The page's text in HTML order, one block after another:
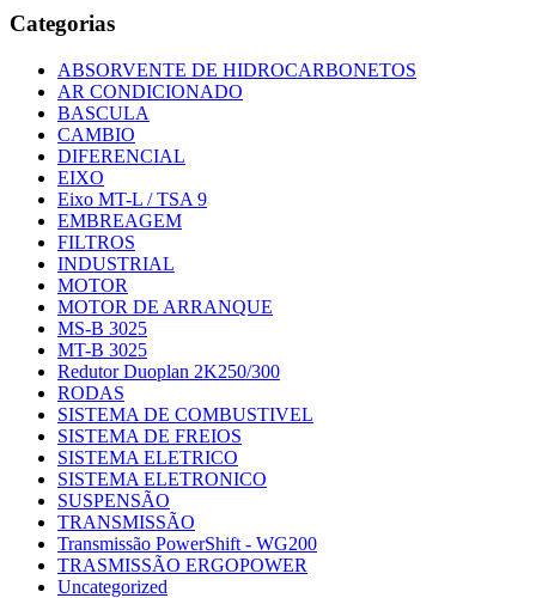
Categorias
ABSORVENTE DE HIDROCARBONETOS
AR CONDICIONADO
BASCULA
CAMBIO
DIFERENCIAL
EIXO
Eixo MT-L / TSA 9
EMBREAGEM
FILTROS
INDUSTRIAL
MOTOR
MOTOR DE ARRANQUE
MS-B 3025
MT-B 3025
Redutor Duoplan 2K250/300
RODAS
SISTEMA DE COMBUSTIVEL
SISTEMA DE FREIOS
SISTEMA ELETRICO
SISTEMA ELETRONICO
SUSPENSÃO
TRANSMISSÃO
Transmissão PowerShift - WG200
TRASMISSÃO ERGOPOWER
Uncategorized